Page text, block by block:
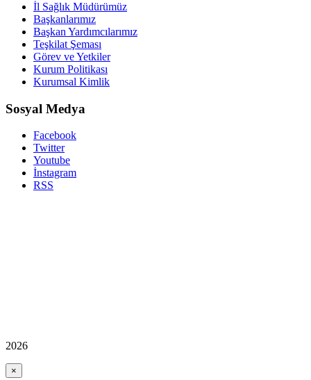
İl Sağlık Müdürümüz
Başkanlarımız
Başkan Yardımcılarımız
Teşkilat Şeması
Görev ve Yetkiler
Kurum Politikası
Kurumsal Kimlik
Sosyal Medya
Facebook
Twitter
Youtube
İnstagram
RSS
2026
×